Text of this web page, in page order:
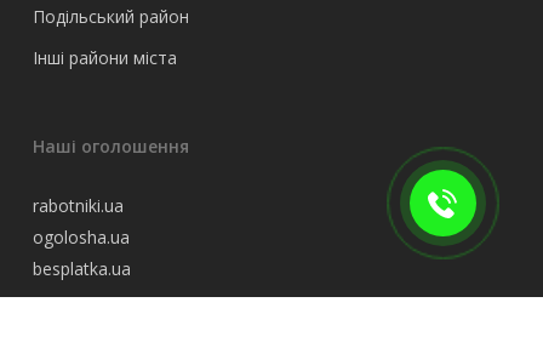
Подільський район
Інші райони міста
Наші оголошення
rabotniki.ua
ogolosha.ua
besplatka.ua